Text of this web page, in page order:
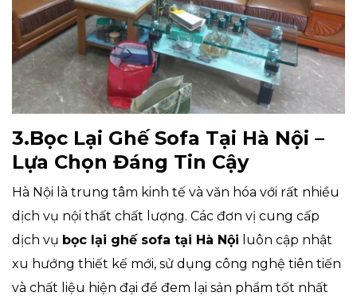
3.Bọc Lại Ghế Sofa Tại Hà Nội –
Lựa Chọn Đáng Tin Cậy
Hà Nội là trung tâm kinh tế và văn hóa với rất nhiều
dịch vụ nội thất chất lượng. Các đơn vị cung cấp
dịch vụ bọc lại ghế sofa tại Hà Nội luôn cập nhật
xu hướng thiết kế mới, sử dụng công nghệ tiên tiến
và chất liệu hiện đại để đem lại sản phẩm tốt nhất